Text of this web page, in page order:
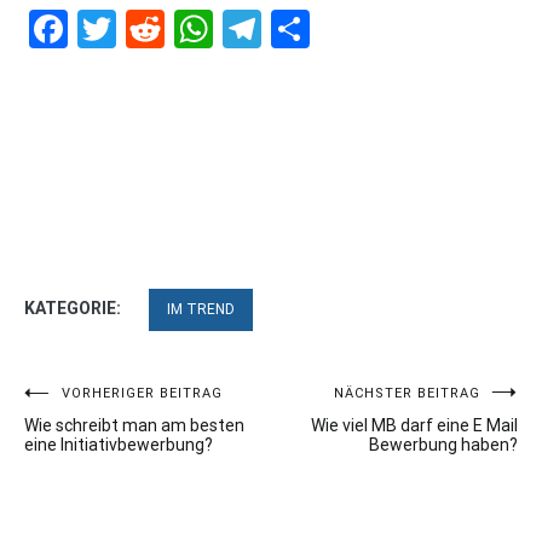
Facebook
Twitter
RedditWhatsApp
Telegram
KATEGORIE: IM TREND
Beitragsnavigation
VORHERIGER BEITRAG
Wie schreibt man am besten
eine Initiativbewerbung?
NÄCHSTER BEITRAG
Wie viel MB darf eine E Mail
Bewerbung haben?